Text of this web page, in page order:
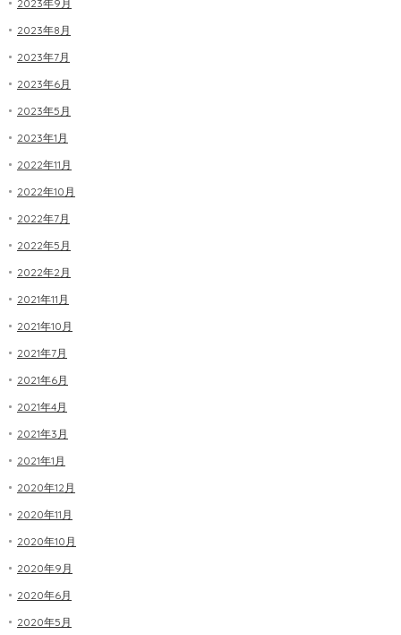
2023年9月
2023年8月
2023年7月
2023年6月
2023年5月
2023年1月
2022年11月
2022年10月
2022年7月
2022年5月
2022年2月
2021年11月
2021年10月
2021年7月
2021年6月
2021年4月
2021年3月
2021年1月
2020年12月
2020年11月
2020年10月
2020年9月
2020年6月
2020年5月